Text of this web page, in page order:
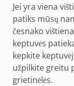
Jei yra viena
patiks mūsų
česnako
keptuvės
kepkite
užpilkite greitu
grietinėlės.